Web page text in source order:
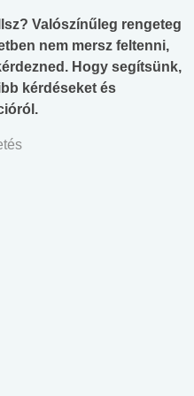
Valószínűleg rengeteg
nem mersz feltenni,
Hogy segítsünk,
kérdéseket és